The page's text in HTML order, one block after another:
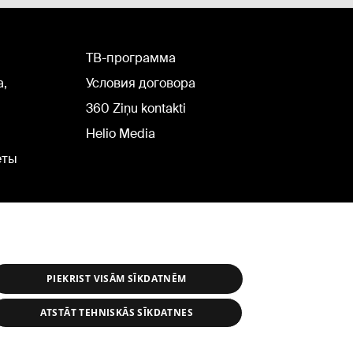
TВ-программа
Условия договора
360 Ziņu kontakti
Helio Media
PIEKRIST VISĀM SĪKDATNĒM
ATSTĀT TEHNISKĀS SĪKDATNES